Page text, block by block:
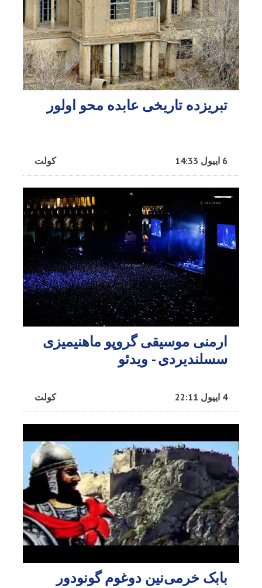
تبریزده تاریخی عابده محو اولور
کولت 6 اییول 14:33
ارمنی موسیقی گروپو ماهنیمیزی
سسلندیردی - ویدئو
کولت 4 اییول 22:11
بابک خرمی‌نین دوغوم گونودور